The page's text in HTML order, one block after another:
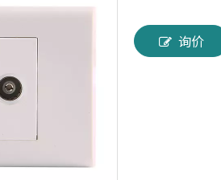
询价